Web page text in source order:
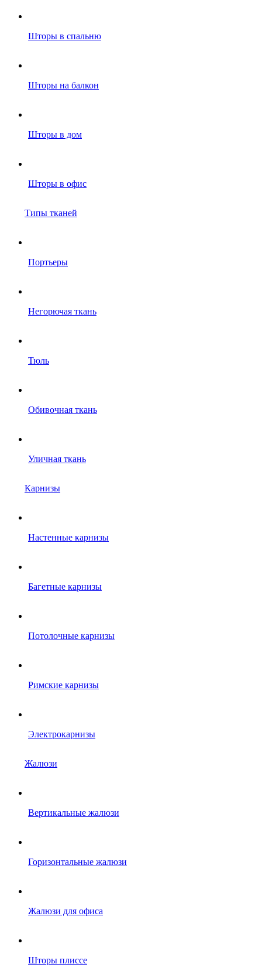
Шторы в спальню
Шторы на балкон
Шторы в дом
Шторы в офис
Типы тканей
Портьеры
Негорючая ткань
Тюль
Обивочная ткань
Уличная ткань
Карнизы
Настенные карнизы
Багетные карнизы
Потолочные карнизы
Римские карнизы
Электрокарнизы
Жалюзи
Вертикальные жалюзи
Горизонтальные жалюзи
Жалюзи для офиса
Шторы плиссе